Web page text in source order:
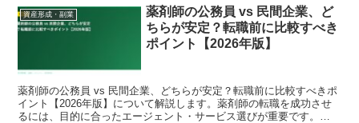
資産形成・副業
薬剤師の公務員 vs 民間企業、ど
ちらが安定？転職前に比較すべき
ポイント【2026年版】
薬剤師の公務員 vs 民間企業、どちらが安定？転職前に比較すべきポ
イント【2026年版】について解説します。薬剤師の転職を成功させ
るには、目的に合ったエージェント・サービス選びが重要です。